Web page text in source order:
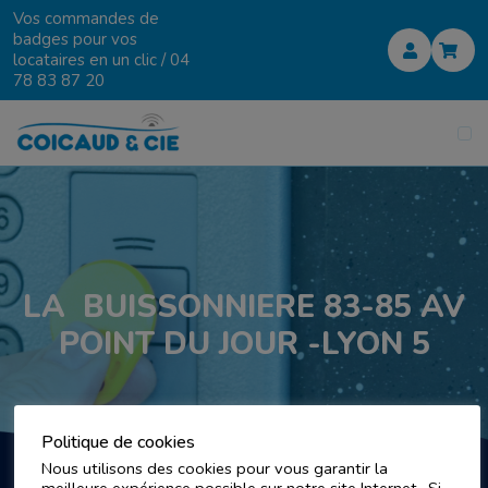
Vos commandes de
badges pour vos
locataires en un clic /04
78 83 87 20
LA BUISSONNIERE 83-85 AV
POINT DU JOUR -LYON 5
Politique de cookies
Nous utilisons des cookies pour vous garantir la